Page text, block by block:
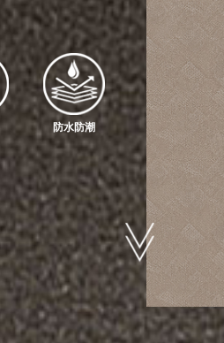
防水防潮